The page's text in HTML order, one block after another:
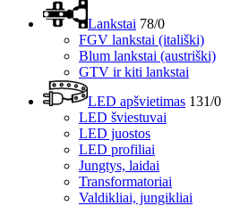
Lankstai 78/0
FGV lankstai (itališki)
Blum lankstai (austriški)
GTV ir kiti lankstai
LED apšvietimas 131/0
LED šviestuvai
LED juostos
LED profiliai
Jungtys, laidai
Transformatoriai
Valdikliai, jungikliai